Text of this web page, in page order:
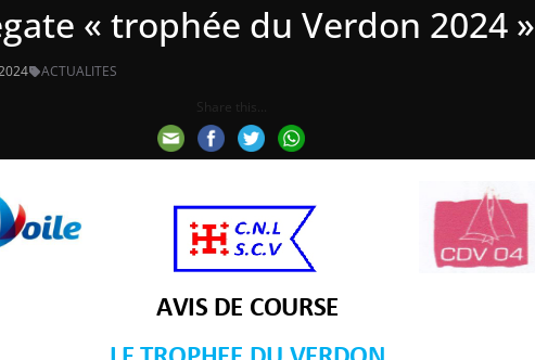
« trophée du Verdon 2024 »
ACTUALITES
Share this...